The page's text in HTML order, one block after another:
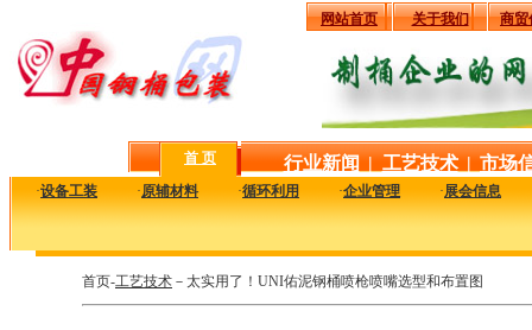
网站首页 关于我们 商贸
首 页 行业新闻 | 工艺技术 | 市场
·设备工装 ·原辅材料 ·循环利用 ·企业管理 ·展会信息
首页-工艺技术 －太实用了！UNI佑泥钢桶喷枪喷嘴选型和布置图